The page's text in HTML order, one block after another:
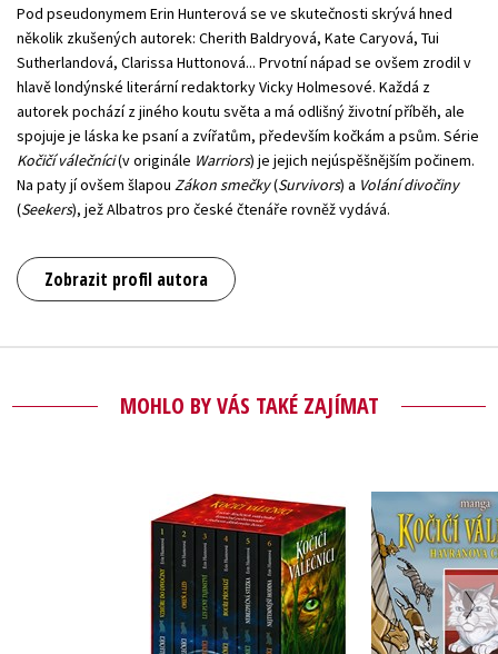
Pod pseudonymem Erin Hunterová se ve skutečnosti skrývá hned
několik zkušených autorek: Cherith Baldryová, Kate Caryová, Tui
Sutherlandová, Clarissa Huttonová... Prvotní nápad se ovšem zrodil v
hlavě londýnské literární redaktorky Vicky Holmesové. Každá z
autorek pochází z jiného koutu světa a má odlišný životní příběh, ale
spojuje je láska ke psaní a zvířatům, především kočkám a psům. Série
Kočičí válečníci(v originále Warriors) je jejich nejúspěšnějším počinem.
Na paty jí ovšem šlapou Zákon smečky(Survivors) a Volání divočiny
(Seekers), jež Albatros pro české čtenáře rovněž vydává.
Zobrazit profil autora
MOHLO BY VÁS TAKÉ ZAJÍMAT
Kočičí válečníci: BOX
1-6
Erin Hunterová
Kočičí
Havranova
- Klan v
Erin